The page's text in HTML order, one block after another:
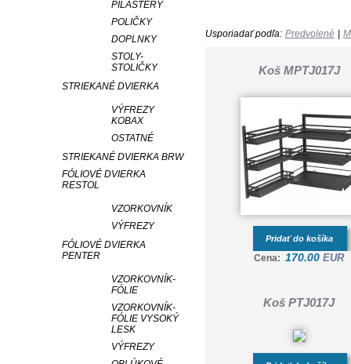
PILASTERY
POLIČKY
DOPLNKY
STOLY-
STOLIČKY
STRIEKANÉ DVIERKA
VÝFREZY
KOBAX
OSTATNÉ
STRIEKANÉ DVIERKA BRW
FÓLIOVÉ DVIERKA
RESTOL
VZORKOVNÍK
VÝFREZY
FÓLIOVÉ DVIERKA
PENTER
VZORKOVNÍK-
FÓLIE
VZORKOVNÍK-
FÓLIE VYSOKÝ
LESK
VÝFREZY
Usporiadať podľa: Predvolené
Koš MPTJ017J
Pridať do košíka
Cena: 170.00 EUR
Koš PTJ017J